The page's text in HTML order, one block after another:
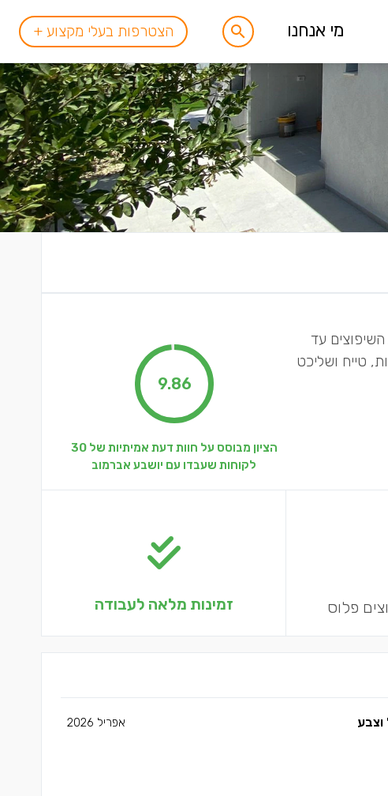
מי אנחנו הצטרפות בעלי מקצוע +
עד
טייח ושליכט
9.86
הציון מבוסס על חוות דעת אמיתיות של 30
לקוחות שעבדו עם יושבע אברמוב
פלוס זמינות מלאה לעבודה
אפריל 2026